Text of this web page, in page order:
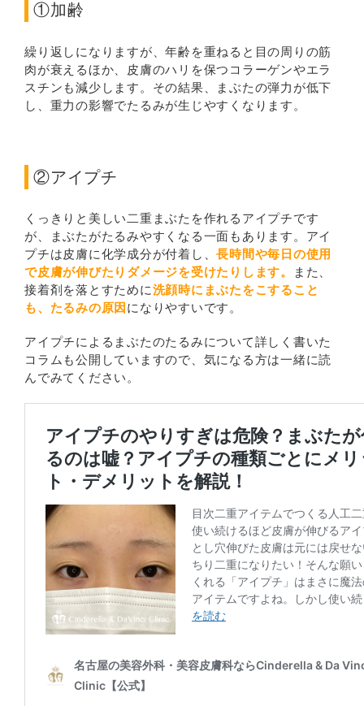
①加齢
繰り返しになりますが、年齢を重ねると目の周りの筋
肉が衰えるほか、皮膚のハリを保つコラーゲンやエラ
スチンも減少します。その結果、まぶたの弾力が低下
し、重力の影響でたるみが生じやすくなります。
②アイプチ
くっきりと美しい二重まぶたを作れるアイプチです
が、まぶたがたるみやすくなる一面もあります。アイ
プチは皮膚に化学成分が付着し、長時間や毎日の使用
で皮膚が伸びたりダメージを受けたりします。
また、
接着剤を落とすために洗顔時にまぶたをこすること
も、たるみの原因 になりやすいです。
アイプチによるまぶたのたるみについて詳しく書いた
コラムも公開していますので、気になる方は一緒に読
んでみてください。